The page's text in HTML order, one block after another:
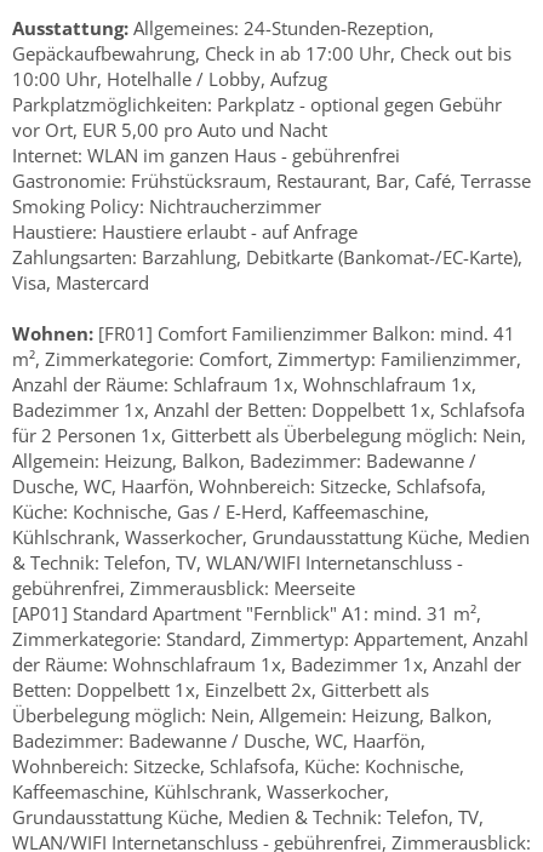
Ausstattung: Allgemeines: 24-Stunden-Rezeption,
Gepäckaufbewahrung, Check in ab 17:00 Uhr, Check out bis
10:00 Uhr, Hotelhalle / Lobby, Aufzug
Parkplatzmöglichkeiten: Parkplatz - optional gegen Gebühr
vor Ort, EUR 5,00 pro Auto und Nacht
Internet: WLAN im ganzen Haus - gebührenfrei
Gastronomie: Frühstücksraum, Restaurant, Bar, Café, Terrasse
Smoking Policy: Nichtraucherzimmer
Haustiere: Haustiere erlaubt - auf Anfrage
Zahlungsarten: Barzahlung, Debitkarte (Bankomat-/EC-Karte),
Visa, Mastercard
Wohnen: [FR01] Comfort Familienzimmer Balkon: mind. 41
m², Zimmerkategorie: Comfort, Zimmertyp: Familienzimmer,
Anzahl der Räume: Schlafraum 1x, Wohnschlafraum 1x,
Badezimmer 1x, Anzahl der Betten: Doppelbett 1x, Schlafsofa
für 2 Personen 1x, Gitterbett als Überbelegung möglich: Nein,
Allgemein: Heizung, Balkon, Badezimmer: Badewanne /
Dusche, WC, Haarfön, Wohnbereich: Sitzecke, Schlafsofa,
Küche: Kochnische, Gas / E-Herd, Kaffeemaschine,
Kühlschrank, Wasserkocher, Grundausstattung Küche, Medien
& Technik: Telefon, TV, WLAN/WIFI Internetanschluss -
gebührenfrei, Zimmerausblick: Meerseite
[AP01] Standard Apartment "Fernblick" A1: mind. 31 m²,
Zimmerkategorie: Standard, Zimmertyp: Appartement, Anzahl
der Räume: Wohnschlafraum 1x, Badezimmer 1x, Anzahl der
Betten: Doppelbett 1x, Einzelbett 2x, Gitterbett als
Überbelegung möglich: Nein, Allgemein: Heizung, Balkon,
Badezimmer: Badewanne / Dusche, WC, Haarfön,
Wohnbereich: Sitzecke, Schlafsofa, Küche: Kochnische,
Kaffeemaschine, Kühlschrank, Wasserkocher,
Grundausstattung Küche, Medien & Technik: Telefon, TV,
WLAN/WIFI Internetanschluss - gebührenfrei, Zimmerausblick: